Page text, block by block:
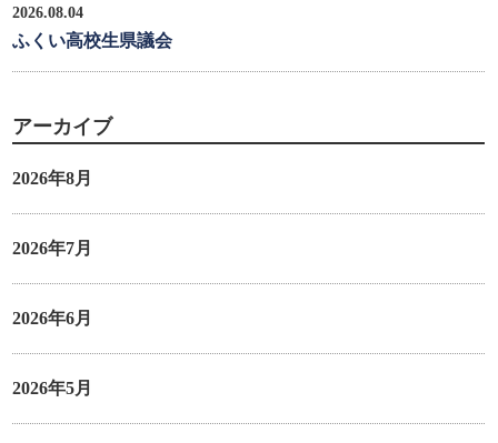
2026.08.04
ふくい高校生県議会
アーカイブ
2026年8月
2026年7月
2026年6月
2026年5月